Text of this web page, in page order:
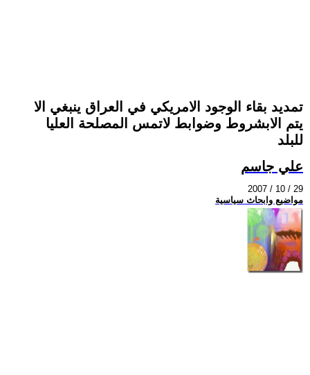
تمديد بقاء الوجود الامريكي في العراق ينبغي الا
يتم الابشروط وضوابط لاتمس المصلحة العليا
للبلد
علي جاسم
2007 / 10 / 29
مواضيع وابحاث سياسية